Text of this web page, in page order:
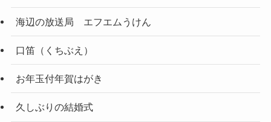
海辺の放送局 エフエムうけん
口笛（くちぶえ）
お年玉付年賀はがき
久しぶりの結婚式